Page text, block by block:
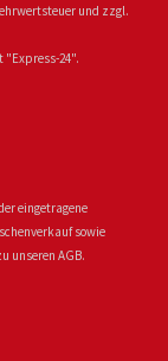
und zzgl.
"Express-24".
eingetragene
sowie
unseren AGB.